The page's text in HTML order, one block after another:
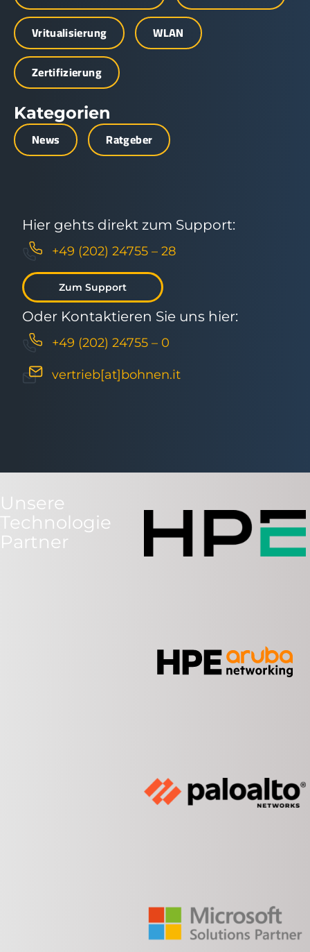
Vritualisierung
WLAN
Zertifizierung
Kategorien
News Ratgeber
Hier gehts direkt zum Support:
+49 (202) 24755 – 28
Zum Support
Oder Kontaktieren Sie uns hier:
+49 (202) 24755 – 0
vertrieb[at]bohnen.it
Unsere
Technologie
Partner